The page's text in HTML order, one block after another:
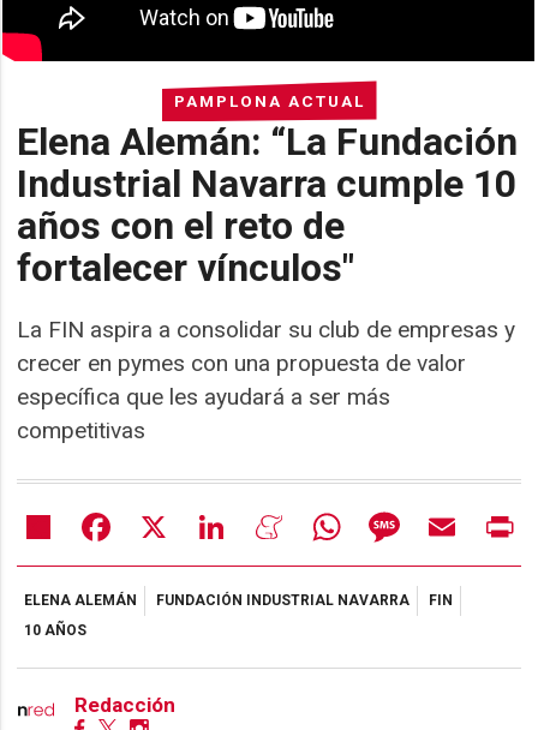
PAMPLONA ACTUAL
Elena Alemán: “La Fundación
Industrial Navarra cumple 10
años con el reto de
fortalecer vínculos"
La FIN aspira a consolidar su club de empresas y
crecer en pymes con una propuesta de valor
específica que les ayudará a ser más
competitivas
Share Facebook LinkedIn MeneameWhatsAppMessageEmail
ELENA ALEMÁN FUNDACIÓN INDUSTRIAL NAVARRA
FIN
10 AÑOS
Redacción